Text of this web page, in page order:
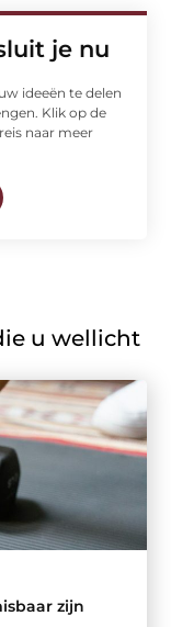
je nu
ideeën te delen
Klik op de
naar meer
u wellicht
zijn